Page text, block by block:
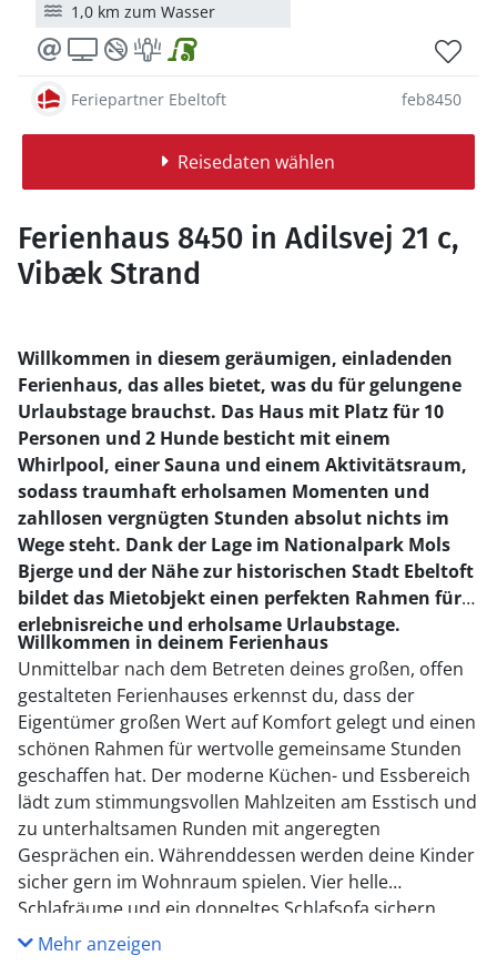
1,0 km zum Wasser
Feriepartner Ebeltoft feb8450
Reisedaten wählen
Ferienhaus 8450 in Adilsvej 21 c,
Vibæk Strand
Willkommen in diesem geräumigen, einladenden
Ferienhaus, das alles bietet, was du für gelungene
Urlaubstage brauchst. Das Haus mit Platz für 10
Personen und 2 Hunde besticht mit einem
Whirlpool, einer Sauna und einem Aktivitätsraum,
sodass traumhaft erholsamen Momenten und
zahllosen vergnügten Stunden absolut nichts im
Wege steht. Dank der Lage im Nationalpark Mols
Bjerge und der Nähe zur historischen Stadt Ebeltoft
bildet das Mietobjekt einen perfekten Rahmen für
erlebnisreiche und erholsame Urlaubstage.
Willkommen in deinem Ferienhaus
Unmittelbar nach dem Betreten deines großen, offen
gestalteten Ferienhauses erkennst du, dass der
Eigentümer großen Wert auf Komfort gelegt und einen
schönen Rahmen für wertvolle gemeinsame Stunden
geschaffen hat. Der moderne Küchen- und Essbereich
lädt zum stimmungsvollen Mahlzeiten am Esstisch und
zu unterhaltsamen Runden mit angeregten
Gesprächen ein. Währenddessen werden deine Kinder
sicher gern im Wohnraum spielen. Vier helle
Schlafräume und ein doppeltes Schlafsofa sichern
allen Mitreisenden erholsame Nächte. In der unteren
Etage triffst du auf einen schönen Aktivitätsraum, in
Mehr anzeigen